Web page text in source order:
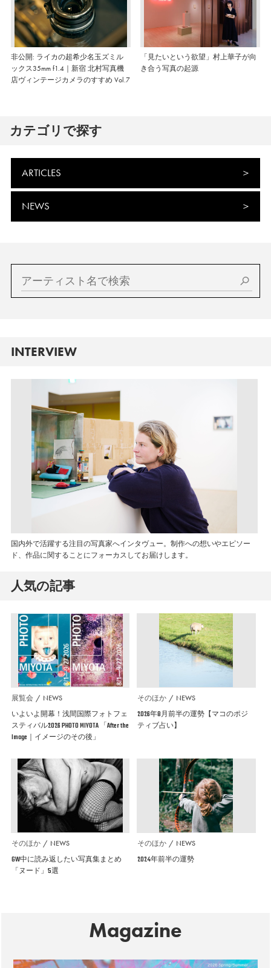
非公開: ライカの超希少名玉ズミル
ックス35mm f1.4｜新宿 北村写真機
店ヴィンテージカメラのすすめ Vol.7
「見たいという欲望」村上華子が向
き合う写真の起源
カテゴリで探す
ARTICLES
NEWS
INTERVIEW
国内外で活躍する注目の写真家へインタヴュー。制作への想いやエピソー
ド、作品に関することにフォーカスしてお届けします。
人気の記事
展覧会 NEWS
いよいよ開幕！浅間国際フォトフェ
スティバル2026 PHOTO MIYOTA 「After the
Image｜イメージのその後」
そのほか NEWS
2026年8月前半の運勢【マコのポジ
ティブ占い】
そのほか NEWS
GW中に読み返したい写真集まとめ
「ヌード」5選
そのほか NEWS
2024年前半の運勢
Magazine